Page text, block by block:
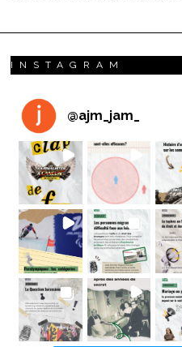
INSTAGRAM
@ajm_jam_